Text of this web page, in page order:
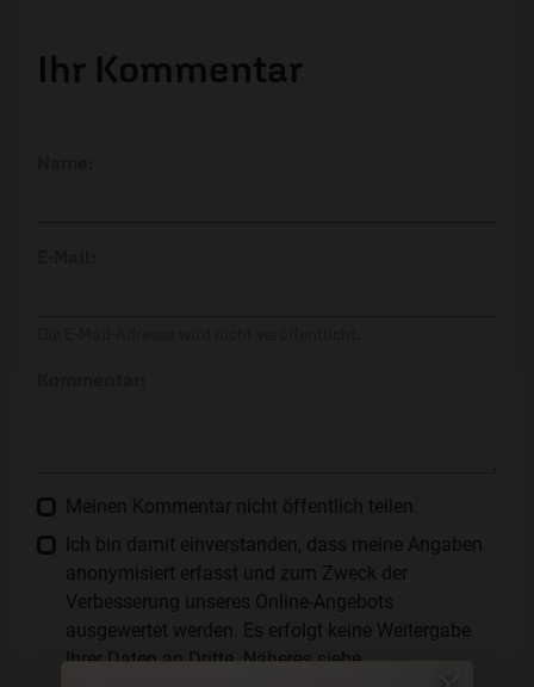
Ihr Kommentar
Meinen Kommentar nicht öffentlich teilen.
Ich bin damit einverstanden, dass meine Angaben
anonymisiert erfasst und zum Zweck der
Verbesserung unseres Online-Angebots
ausgewertet werden. Es erfolgt keine Weitergabe
Ihrer Daten an Dritte. Näheres siehe